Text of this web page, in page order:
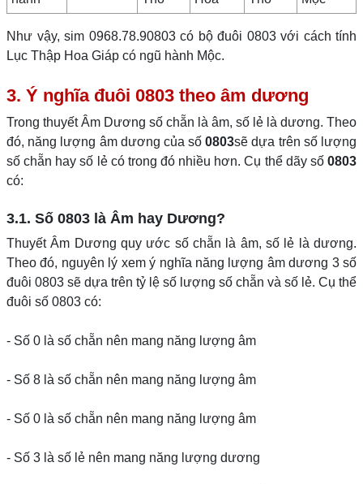
Như vậy, sim 0968.78.90803 có bộ đuôi 0803 với cách tính
Lục Thập Hoa Giáp có ngũ hành Mộc.
3. Ý nghĩa đuôi 0803 theo âm dương
Trong thuyết Âm Dương số chẵn là âm, số lẻ là dương. Theo
đó, năng lượng âm dương của số0803sẽ dựa trên số lượng
số chẵn hay số lẻ có trong đó nhiều hơn. Cụ thể dãy số 0803
có:
3.1. Số 0803 là Âm hay Dương?
Thuyết Âm Dương quy ước số chẵn là âm, số lẻ là dương.
Theo đó, nguyên lý xem ý nghĩa năng lượng âm dương 3 số
đuôi 0803 sẽ dựa trên tỷ lệ số lượng số chẵn và số lẻ. Cụ thể
đuôi số 0803 có:
- Số 0 là số chẵn nên mang năng lượng âm
- Số 8 là số chẵn nên mang năng lượng âm
- Số 0 là số chẵn nên mang năng lượng âm
- Số 3 là số lẻ nên mang năng lượng dương